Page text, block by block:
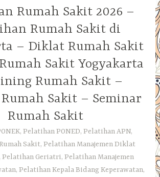
Rumah Sakit 2026 –
Rumah Sakit di
– Diklat Rumah Sakit
Sakit Yogyakarta
Rumah Sakit –
Sakit – Seminar
Rumah Sakit
Pelatihan PONED, Pelatihan APN,
Sakit, Pelatihan Manajemen Diklat
Pelatihan Geriatri, Pelatihan Manajemen
Pelatihan Kepala Bidang Keperawatan,